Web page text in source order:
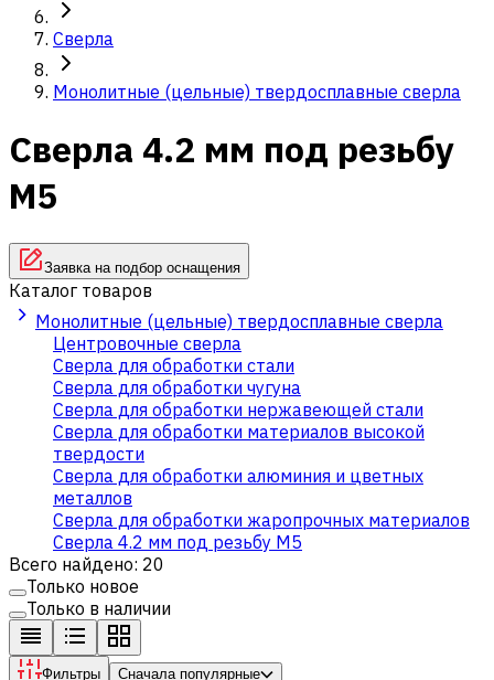
Сверла
Монолитные (цельные) твердосплавные сверла
Сверла 4.2 мм под резьбу
М5
Заявка на подбор оснащения
Каталог товаров
Монолитные (цельные) твердосплавные сверла
Центровочные сверла
Сверла для обработки стали
Сверла для обработки чугуна
Сверла для обработки нержавеющей стали
Сверла для обработки материалов высокой
твердости
Сверла для обработки алюминия и цветных
металлов
Сверла для обработки жаропрочных материалов
Сверла 4.2 мм под резьбу М5
Всего найдено: 20
Только новое
Только в наличии
Фильтры Сначала популярные